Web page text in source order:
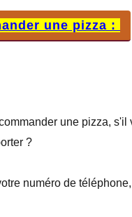
une pizza :
une pizza, s'il
?
numéro de